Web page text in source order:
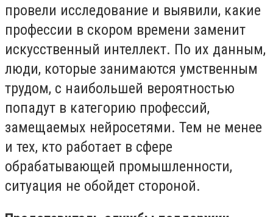
провели исследование и выявили, какие
профессии в скором времени заменит
искусственный интеллект. По их данным,
люди, которые занимаются умственным
трудом, с наибольшей вероятностью
попадут в категорию профессий,
замещаемых нейросетями. Тем не менее
и тех, кто работает в сфере
обрабатывающей промышленности,
ситуация не обойдет стороной.